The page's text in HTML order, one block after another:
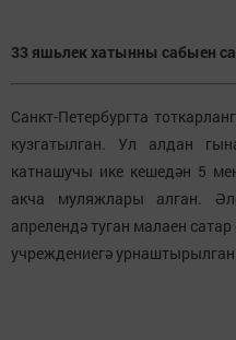
33 яшьлек хатынны сабыен
Санкт-Петербургта
кузгатылган. Ул алдан
катнашучы ике кешедән 5
акча муляжлары алган.
апрелендә туган малаен
учреждениегә